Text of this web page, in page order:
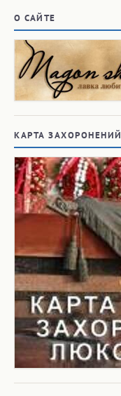
О САЙТЕ
КАРТА ЗАХОРОНЕНИЙ